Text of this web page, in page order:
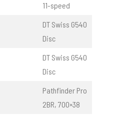
11-speed
DT Swiss G540
Disc
DT Swiss G540
Disc
Pathfinder Pro
2BR, 700×38